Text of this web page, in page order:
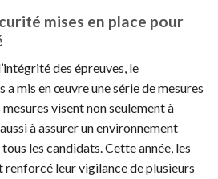
mises en place pour
des épreuves, le
mis en œuvre une série de mesures
visent non seulement à
à assurer un environnement
les candidats. Cette année, les
leur vigilance de plusieurs